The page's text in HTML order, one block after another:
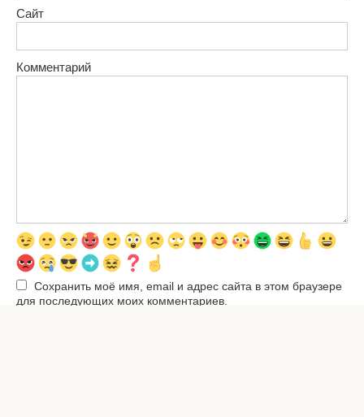
Сайт
Комментарий
Сохранить моё имя, email и адрес сайта в этом браузере
для последующих моих комментариев.